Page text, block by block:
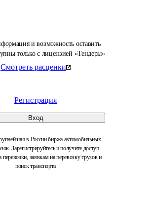
и возможность оставить
только с лицензией «Тендеры»
Смотреть расценки
Регистрация
Вход
в России биржа автомобильных
Зарегистрируйтесь и получите доступ
перевозки, заявкам на перевозку грузов и
поиск транспорта